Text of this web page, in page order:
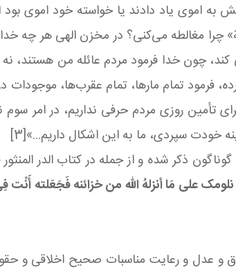
به اموی یاد دادند یا خواسته خود اموی
چرا مغالطه می‌کنی؟ در مخزن الهی هر چه
نازل می کند، چون خدا فرمود مردم عائله من هستند،
فِی الْأَرْضِ إِلاَّ عَلَی اللَّهِ رِزْقُها﴾ [2] با ﴿عَلَی﴾ تعبیر کرده، فرمود تمام مارها، تمام
تأمین روزی مردم حرفی نداریم، در امر سوم
خودت سپردی، ما به این اشکال داریم...»[3]
ذکر شده و از جمله در کتاب الدر المنثور
علی مَا أنزلهُ الله من خزائنه فَجَعَلته
و عدل و رعایت مناسبات صحیح اخلاقی و